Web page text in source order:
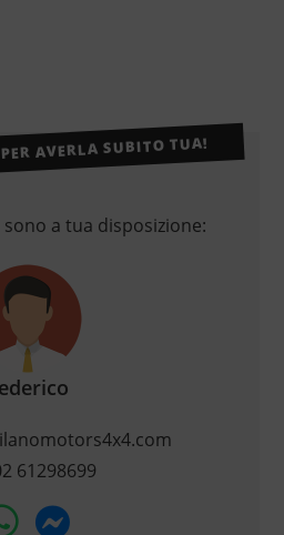
AVERLA SUBITO TUA!
a tua disposizione:
61298699